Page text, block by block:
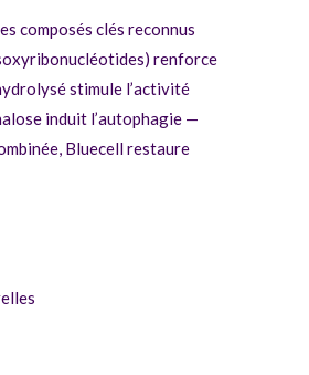
composés clés reconnus
renforce
stimule l’activité
induit l’autophagie —
Bluecell restaure